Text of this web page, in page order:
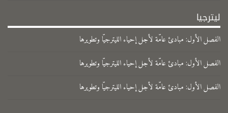
ليترجيا
الفصل الأول: مبادئ عامّة لأجل إحياء الليترجيّا وتطويرها
الفصل الأول: مبادئ عامّة لأجل إحياء الليترجيّا وتطويرها
الفصل الأول: مبادئ عامّة لأجل إحياء الليترجيّا وتطويرها